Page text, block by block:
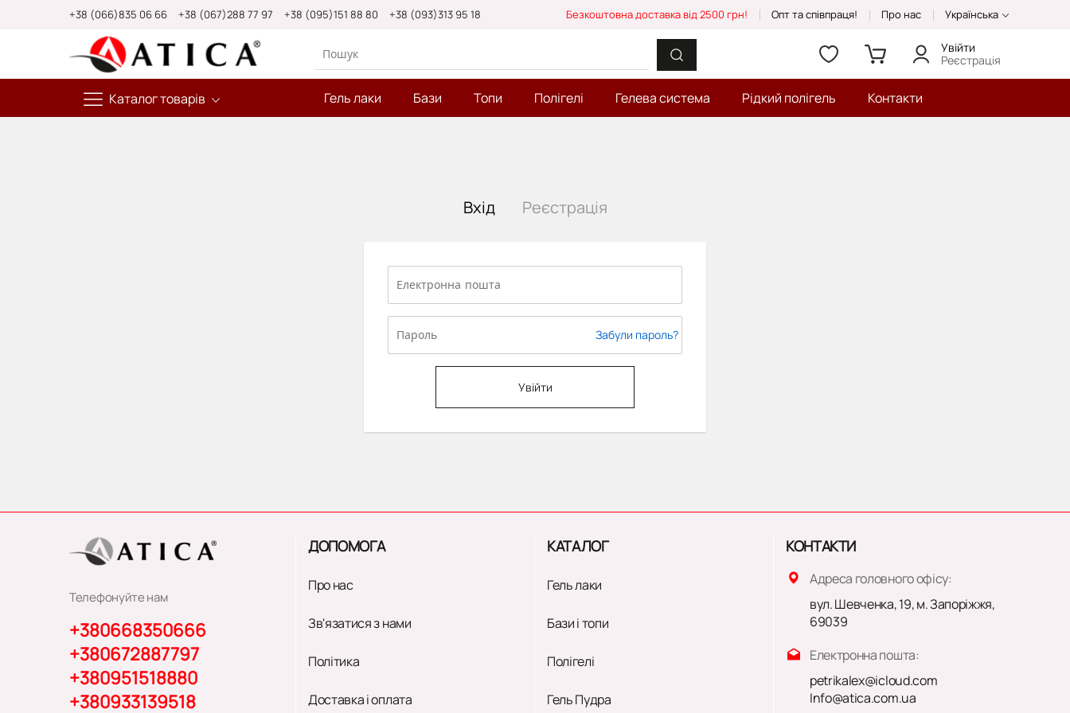
+38 (066)835 06 66 +38 (067)288 77 97 +38 (095)151 88 80 +38 (093)313 95 18 Безкоштовна доставка від 2500 грн! Опт та співпраця! Про нас Українська
Каталог товарів
Увійти
Реєстрація
Гель лаки Бази Топи Полігелі Гелева система Рідкий полігель Контакти
Вхід Реєстрація
Забули пароль?
Увійти
Телефонуйте нам
+380668350666
+380672887797
+380951518880
+380933139518
ДОПОМОГА
Про нас
Зв'язатися з нами
Політика
Доставка і оплата
КАТАЛОГ
Гель лаки
Бази і топи
Полігелі
Гель Пудра
КОНТАКТИ
Адреса головного офісу:
вул. Шевченка, 19, м. Запоріжжя,
69039
Електронна пошта:
petrikalex@icloud.com
Info@atica.com.ua